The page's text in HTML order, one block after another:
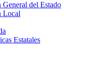
del Estado
Local
Estatales